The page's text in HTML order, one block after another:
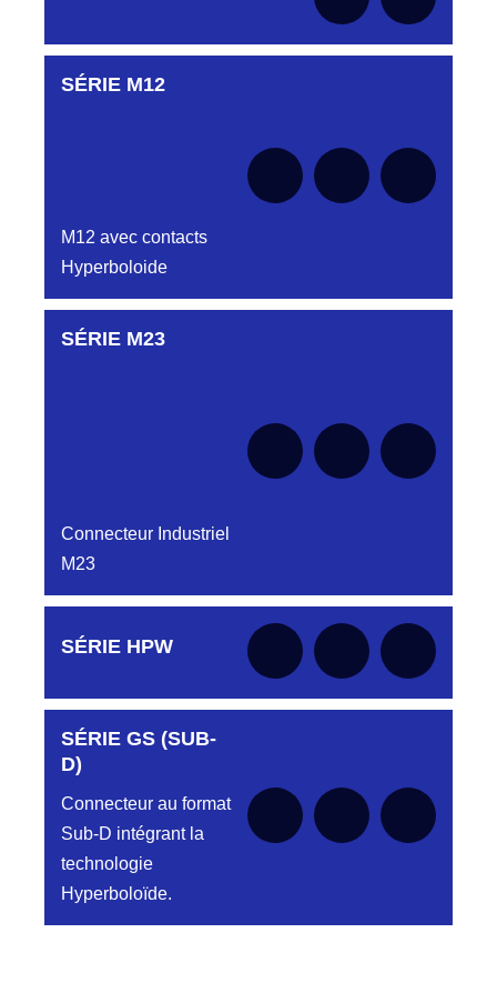
Aucune pièce disponible pour cette série pour
SÉRIE M12
M12 avec contacts
Hyperboloide
Aucune pièce disponible pour cette série pour
SÉRIE M23
Connecteur Industriel
M23
Aucune pièce disponible pour cette série pour
le moment
SÉRIE HPW
Aucune pièce disponible pour cette série pour
SÉRIE GS (SUB-
D)
Connecteur au format
Sub-D intégrant la
technologie
Hyperboloïde.